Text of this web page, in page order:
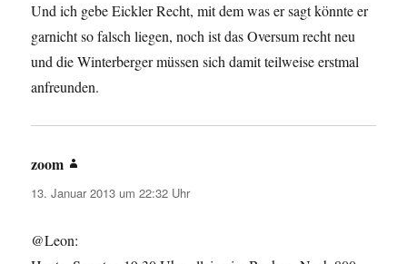
Und ich gebe Eickler Recht, mit dem was er sagt könnte er
garnicht so falsch liegen, noch ist das Oversum recht neu
und die Winterberger müssen sich damit teilweise erstmal
anfreunden.
zoom
13. Januar 2013 um 22:32 Uhr
@Leon: